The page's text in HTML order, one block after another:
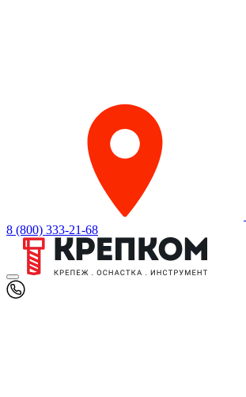
8 (800) 333-21-68